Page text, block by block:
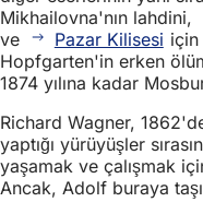
Mikhailovna'nın lahdini,
ve
Pazar Kilisesi için
Hopfgarten'in erken
1874 yılına kadar
Richard Wagner,
yaptığı yürüyüşler
yaşamak ve çalışmak
Ancak, Adolf buraya